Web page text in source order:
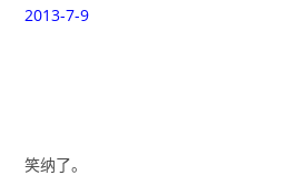
2013-7-9
笑纳了。